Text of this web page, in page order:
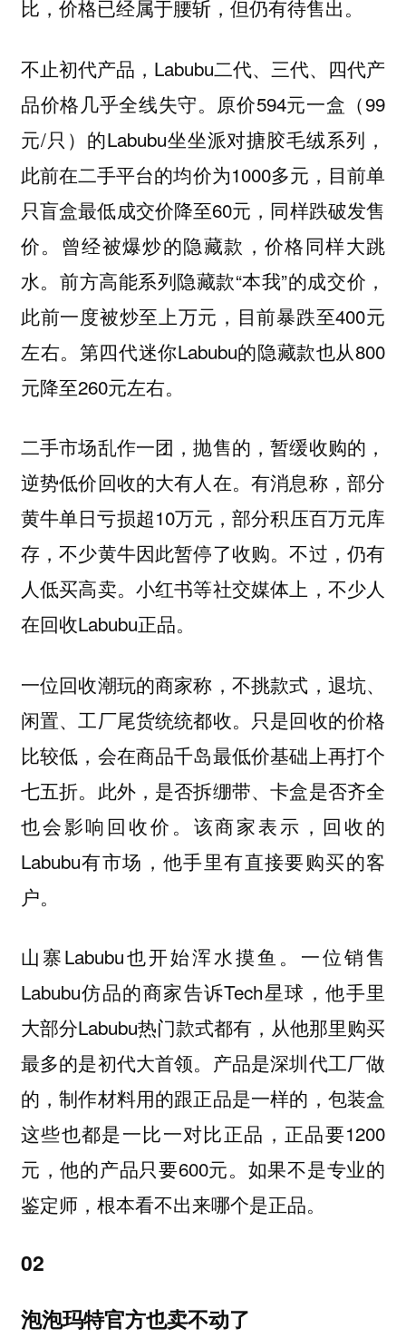
比，价格已经属于腰斩，但仍有待售出。
不止初代产品，Labubu二代、三代、四代产
品价格几乎全线失守。原价594元一盒（99
元/只）的Labubu坐坐派对搪胶毛绒系列，
此前在二手平台的均价为1000多元，目前单
只盲盒最低成交价降至60元，同样跌破发售
价。曾经被爆炒的隐藏款，价格同样大跳
水。前方高能系列隐藏款“本我”的成交价，
此前一度被炒至上万元，目前暴跌至400元
左右。第四代迷你Labubu的隐藏款也从800
元降至260元左右。
二手市场乱作一团，抛售的，暂缓收购的，
逆势低价回收的大有人在。有消息称，部分
黄牛单日亏损超10万元，部分积压百万元库
存，不少黄牛因此暂停了收购。不过，仍有
人低买高卖。小红书等社交媒体上，不少人
在回收Labubu正品。
一位回收潮玩的商家称，不挑款式，退坑、
闲置、工厂尾货统统都收。只是回收的价格
比较低，会在商品千岛最低价基础上再打个
七五折。此外，是否拆绷带、卡盒是否齐全
也会影响回收价。该商家表示，回收的
Labubu有市场，他手里有直接要购买的客
户。
山寨Labubu也开始浑水摸鱼。一位销售
Labubu仿品的商家告诉Tech星球，他手里
大部分Labubu热门款式都有，从他那里购买
最多的是初代大首领。产品是深圳代工厂做
的，制作材料用的跟正品是一样的，包装盒
这些也都是一比一对比正品，正品要1200
元，他的产品只要600元。如果不是专业的
鉴定师，根本看不出来哪个是正品。
02
泡泡玛特官方也卖不动了